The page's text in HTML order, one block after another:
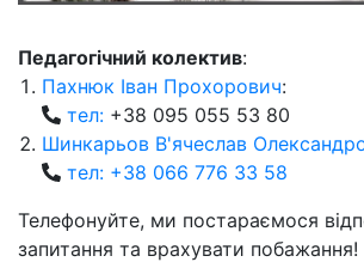
Педагогічний колектив:
Пахнюк Іван Прохорович:
тел: +38 095 055 53 80
Шинкарьов В'ячеслав
тел: +38 066 776 33 58
Телефонуйте, ми постараємося
запитання та врахувати побажання!